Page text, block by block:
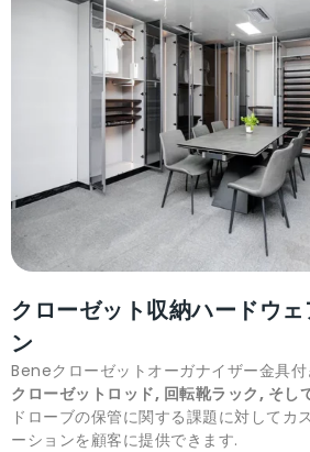
クローゼット収納ハードウ
ン
Beneクローゼットオーガナイザー金具
クローゼットロッド, 回転靴ラック, そし
ドローブの保管に関する課題に対してカ
ーションを顧客に提供できます.